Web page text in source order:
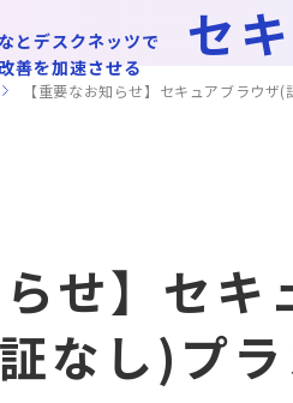
とデスクネッツで
善を加速させる
セ
【重要なお知らせ】セキュアブラウ
らせ】セ
なし)プ